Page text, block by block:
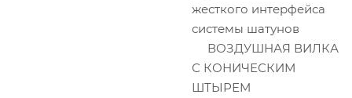
жесткого интерфейса
системы шатунов
ВОЗДУШНАЯ ВИЛКА
С КОНИЧЕСКИМ
ШТЫРЕМ